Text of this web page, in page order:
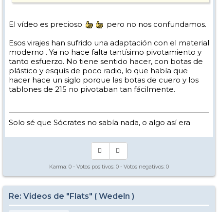
El vídeo es precioso
pero no nos confundamos.
Esos virajes han sufrido una adaptación con el material
moderno . Ya no hace falta tantísimo pivotamiento y
tanto esfuerzo. No tiene sentido hacer, con botas de
plástico y esquís de poco radio, lo que había que
hacer hace un siglo porque las botas de cuero y los
tablones de 215 no pivotaban tan fácilmente.
Solo sé que Sócrates no sabía nada, o algo así era
Karma: 0 - Votos positivos: 0 - Votos negativos: 0
Re: Videos de "Flats" ( Wedeln )